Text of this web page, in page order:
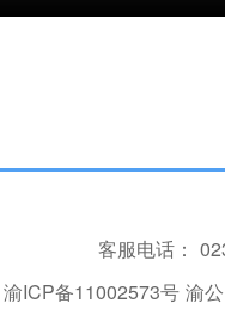
客服电话：
渝ICP备11002573号 渝